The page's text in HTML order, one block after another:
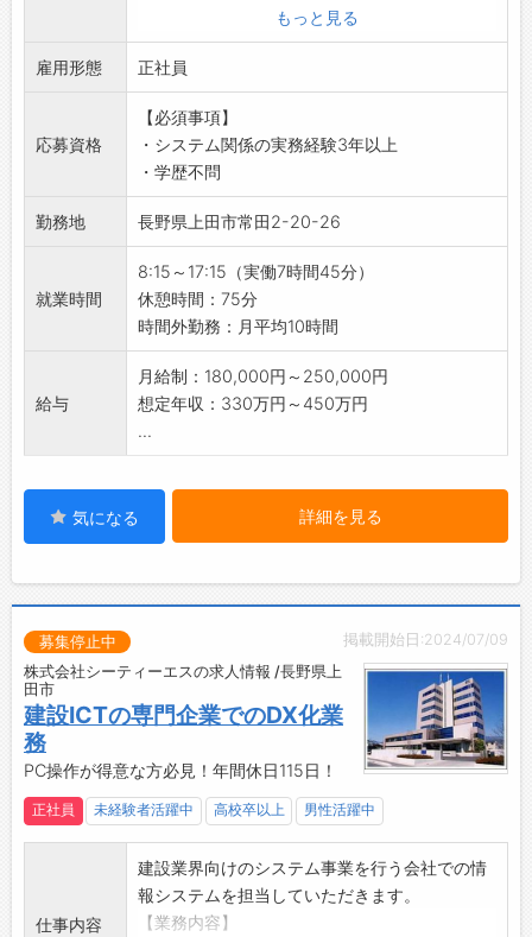
【こんな方にオススメ♪】
◇長野県で長く働きたい方
◆長野県の発展に貢献したい方
◇技術スキルを磨きたい方
◆チームワークを重視して働きたい方
◆部署を越えたコミュニケーションを楽しみな
がら、課題解決に挑戦したい方
【企業について】
・地域の通勤・通学のお客様や観光で訪れるお
客様の足として、毎日事故や怪我なく、安全で
安定した電車運行を提供しています。
・決まった時間に快適なサービスを提供するこ
とで、お客様が安心して楽しくご利用できる交
通手段を実現しています。
・社会インフラの一端を担い、地域に根ざした
公共性の高い仕事です！
・安全で快適な移動手段を提供することに誇り
を持ちながら、地域社会の発展に貢献できるや
・情報系システムの管理、改修
・勘定系システムに関わる伝票チェック
【おすすめポイント】
◆資格取得制度あり◎
・業務に必要な資格の取得は、会社が全面的に
サポート！
◆賞与実績3.95ヶ月分！
・日々の頑張りをしっかり評価します◎
【やりがい】
がいのある仕事です。
・将来的には、管理職候補として活躍していた
だきます！
【研修制度】
◇充実のOJT！
・2名体制のため、わからないことがあれば聞
◆DX化を推進！
・業務の効率化を進めています。
・残業は月10時間程度なので、ワークライフバ
もっと見る
雇用形態 正社員
応募資格
【必須事項】
・システム関係の実務経験3年以上
・学歴不問
勤務地 長野県上田市常田2-20-26
就業時間
8:15～17:15（実働7時間45分）
休憩時間：75分
時間外勤務：月平均10時間
給与
月給制：180,000円～250,000円
想定年収：330万円～450万円
...
気になる 詳細を見る
掲載開始日:2024/07/09
募集停止中
株式会社シーティーエスの求人情報 /長野県上
田市
建設ICTの専門企業でのDX化業
務
PC操作が得意な方必見！年間休日115日！
正社員 未経験者活躍中 高校卒以上 男性活躍中
仕事内容
建設業界向けのシステム事業を行う会社での情
報システムを担当していただきます。
【業務内容】